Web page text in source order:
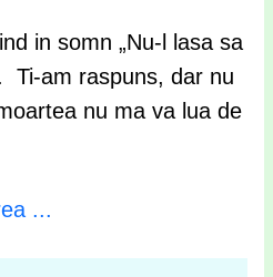
in somn „Nu-l lasa sa
Ti-am raspuns, dar nu
nu ma va lua de
...